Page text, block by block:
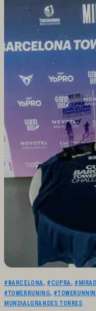
#BARCELONA, #CUPRA,
#TOWERRUNING,
MUNDIALGRANDES TORRES